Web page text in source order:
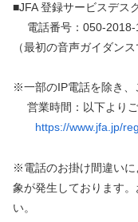
■JFA 登録サービスデス
電話番号：050-2018-
（最初の音声ガイダン
※一部のIP電話を除き、
営業時間：以下よりご
https://www.jfa.jp/
※電話のお掛け間違い
象が発生しております
い。